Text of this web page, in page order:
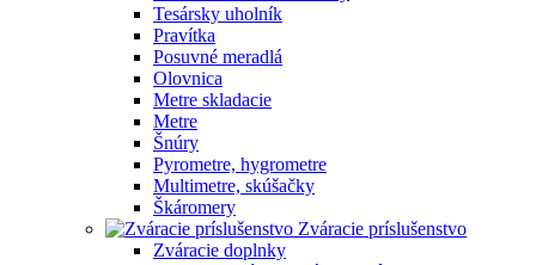
Tesársky uholník
Pravítka
Posuvné meradlá
Olovnica
Metre skladacie
Metre
Šnúry
Pyrometre, hygrometre
Multimetre, skúšačky
Škáromery
Zváracie príslušenstvo
Zváracie doplnky